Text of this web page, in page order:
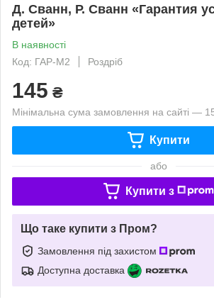
Д. Сванн, Р. Сванн «Гарантия
детей»
В наявності
Код: ГАР-М2
Роздріб
145 ₴
Мінімальна сума замовлення на сайті —
Купити
або
Купити з
Що таке купити з Пром?
Замовлення під захистом
Доступна доставка